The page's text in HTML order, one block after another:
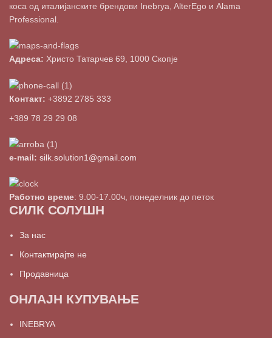
коса од италијанските брендови Inebrya, AlterEgo и Alama
Professional.
Адреса: Христо Татарчев 69, 1000 Скопје
Контакт: +3892 2785 333
+389 78 29 29 08
e-mail: silk.solution1@gmail.com
Работно време: 9.00-17.00ч, понеделник до петок
СИЛК СОЛУШН
За нас
Контактирајте не
Продавница
ОНЛАЈН КУПУВАЊЕ
INEBRYA